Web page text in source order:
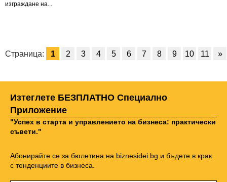
изграждане на...
Страница: 1 2 3 4 5 6 7 8 9 10 11 »
Изтеглете БЕЗПЛАТНО Специално
Приложение
"Успех в старта и управлението на бизнеса: практически
съвети."
Абонирайте се за бюлетина на biznesidei.bg и бъдете в крак
с тенденциите в бизнеса.